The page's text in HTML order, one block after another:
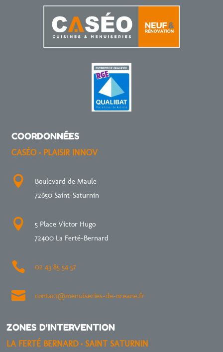
COORDONNÉES
CASÉO • PLAISIR INNOV

Boulevard de Maule
72650 Saint-Saturnin

5 Place Victor Hugo
72400 La Ferté-Bernard
 02 43 85 54 57
 contact@menuiseries-de-oceane.fr
ZONES D'INTERVENTION
LA FERTÉ BERNARD • SAINT SATURNIN